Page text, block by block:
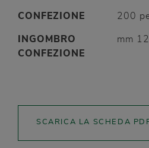
CONFEZIONE 200
INGOMBRO
CONFEZIONE
mm
SCARICA LA SCHEDA